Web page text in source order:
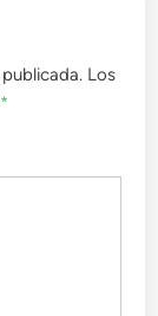
Los
*